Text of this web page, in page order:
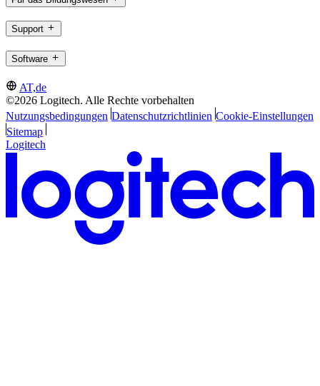
Support
Software
AT,de
©2026 Logitech. Alle Rechte vorbehalten
Nutzungsbedingungen Datenschutzrichtlinien Cookie-Einstellungen
Sitemap
Logitech